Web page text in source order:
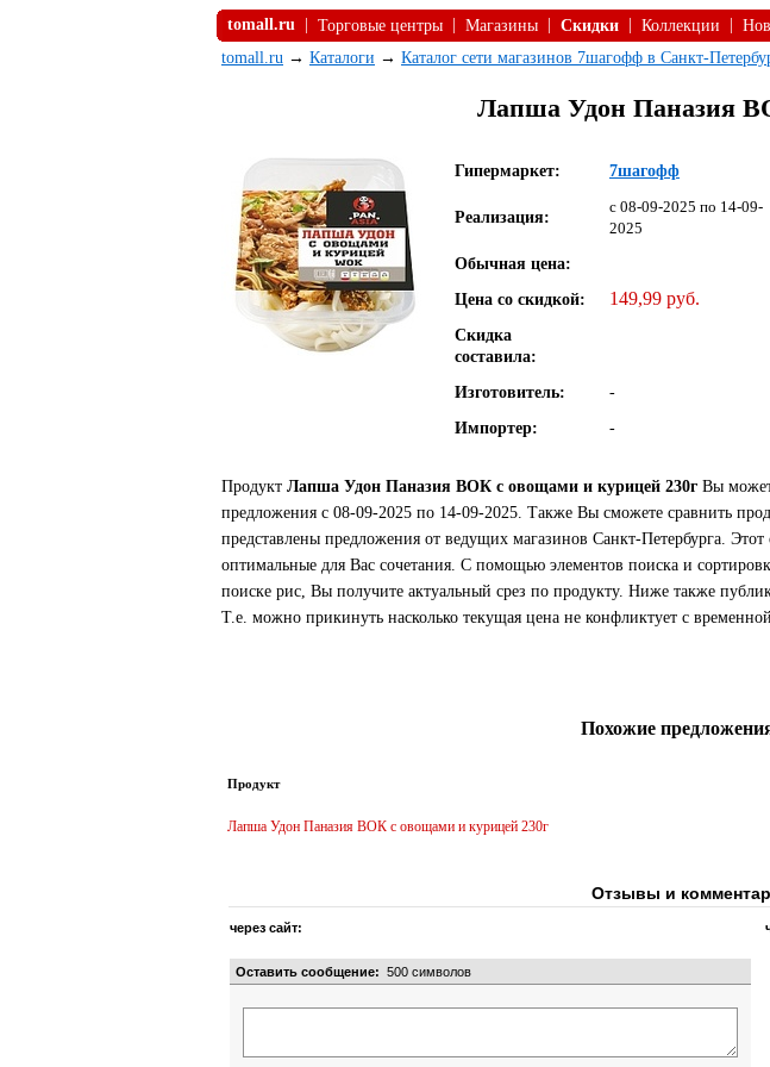
tomall.ru Торговые центры Магазины Скидки Коллекции
tomall.ru → Каталоги → Каталог сети магазинов 7шагофф в Санкт-
Лапша Удон Паназия
Гипермаркет: 7шагофф
Реализация:
c 08-09-2025 по 14-09-
2025
Обычная цена:
Цена со скидкой:
149,99 руб.
Скидка
составила:
Изготовитель:
-
Импортер:
-
Продукт Лапша Удон Паназия ВОК с овощами и курицей 230г Вы
предложения с 08-09-2025 по 14-09-2025. Также Вы сможете сравнить
представлены предложения от ведущих магазинов Санкт-Петербурга.
оптимальные для Вас сочетания. С помощью элементов поиска и
поиске рис, Вы получите актуальный срез по продукту. Ниже также
Т.е. можно прикинуть насколько текущая цена не конфликтует с
Похожие
Продукт
Лапша Удон Паназия ВОК с овощами и курицей 230г
Отзывы и
через сайт:
Оставить сообщение: 500 символов